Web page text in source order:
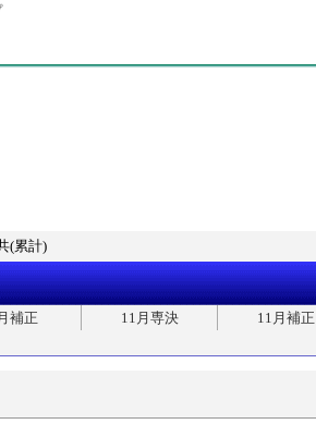
(累計)
補正 11月専決
11月補正